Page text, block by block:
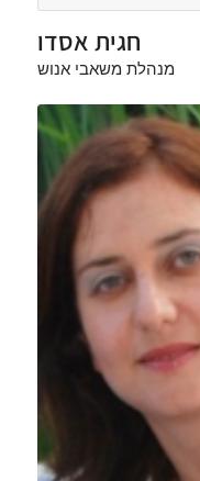
חגית אסדו
מנהלת משאבי אנוש